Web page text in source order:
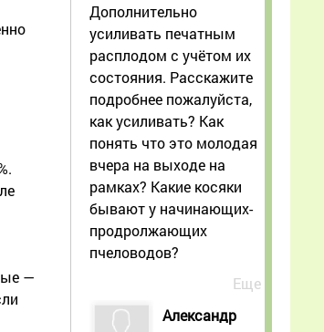
—
Дополнительно
усиливать печатным
расплодом с учётом их
состояния. Расскажите
подробнее пожалуйста,
как усиливать? Как
понять что это молодая
вчера на выходе на
рамках? Какие косяки
бывают у начинающих-
продролжающих
пчеловодов?
Еще
Александр